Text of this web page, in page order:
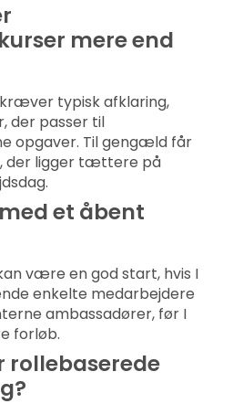
mere end
typisk afklaring,
der passer til
opgaver. Til gengæld får
der ligger tættere på
et åbent
være en god start, hvis I
enkelte medarbejdere
ambassadører, før I
forløb.
rollebaserede